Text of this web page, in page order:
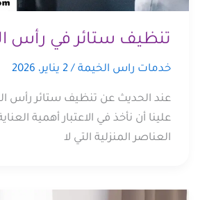
تنظيف ستائر في رأس
خدمات راس الخيمة/2 يناير، 2026
عند الحديث عن تنظيف ستائر رأس
علينا أن نأخذ في الاعتبار أهمية
العناصر المنزلية التي لا